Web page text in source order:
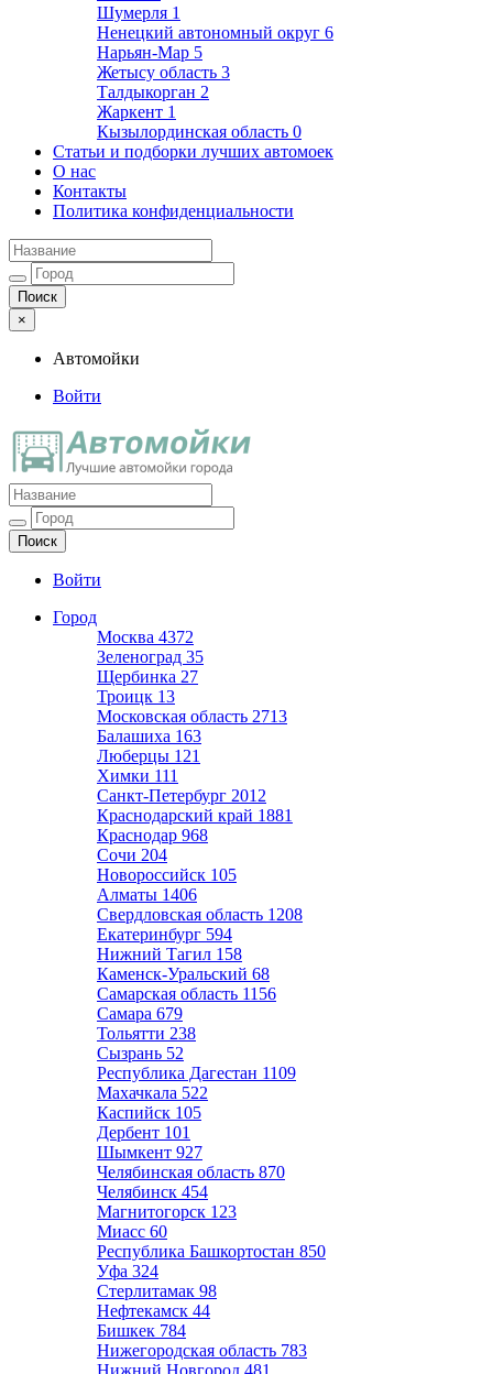
Шумерля 1
Ненецкий автономный округ 6
Нарьян-Мар 5
Жетысу область 3
Талдыкорган 2
Жаркент 1
Кызылординская область 0
Статьи и подборки лучших автомоек
О нас
Контакты
Политика конфиденциальности
×
Автомойки
Войти
Автомойки
Ещё один сайт на WordPress
Войти
Город
Москва 4372
Зеленоград 35
Щербинка 27
Троицк 13
Московская область 2713
Балашиха 163
Люберцы 121
Химки 111
Санкт-Петербург 2012
Краснодарский край 1881
Краснодар 968
Сочи 204
Новороссийск 105
Алматы 1406
Свердловская область 1208
Екатеринбург 594
Нижний Тагил 158
Каменск-Уральский 68
Самарская область 1156
Самара 679
Тольятти 238
Сызрань 52
Республика Дагестан 1109
Махачкала 522
Каспийск 105
Дербент 101
Шымкент 927
Челябинская область 870
Челябинск 454
Магнитогорск 123
Миасс 60
Республика Башкортостан 850
Уфа 324
Стерлитамак 98
Нефтекамск 44
Бишкек 784
Нижегородская область 783
Нижний Новгород 481